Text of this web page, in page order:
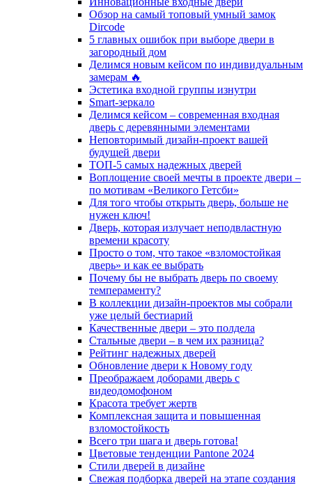
Обзор на самый топовый умный замок
Dircode
5 главных ошибок при выборе двери в
загородный дом
Делимся новым кейсом по индивидуальным
замерам 🔥
Эстетика входной группы изнутри
Smart-зеркало
Делимся кейсом – современная входная
дверь с деревянными элементами
Неповторимый дизайн-проект вашей
будущей двери
ТОП-5 самых надежных дверей
Воплощение своей мечты в проекте двери –
по мотивам «Великого Гетсби»
Для того чтобы открыть дверь, больше не
нужен ключ!
Дверь, которая излучает неподвластную
времени красоту
Просто о том, что такое «взломостойкая
дверь» и как ее выбрать
Почему бы не выбрать дверь по своему
темпераменту?
В коллекции дизайн-проектов мы собрали
уже целый бестиарий
Качественные двери – это полдела
Стальные двери – в чем их разница?
Рейтинг надежных дверей
Обновление двери к Новому году
Преображаем доборами дверь с
видеодомофоном
Красота требует жертв
Комплексная защита и повышенная
взломостойкость
Всего три шага и дверь готова!
Цветовые тенденции Pantone 2024
Стили дверей в дизайне
Свежая подборка дверей на этапе создания